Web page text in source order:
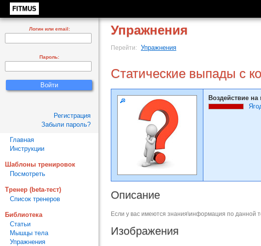
FITMUS
Упражнения
Перейти: Упражнения
Статические выпады с
Воздействие
Описание
Если у вас имеются знания\информация по данной
Изображения
Логин или email:
Пароль:
Регистрация
Забыли пароль?
Главная
Инструкции
Шаблоны тренировок
Посмотреть
Тренер (beta-тест)
Список тренеров
Библиотека
Статьи
Мышцы тела
Упражнения